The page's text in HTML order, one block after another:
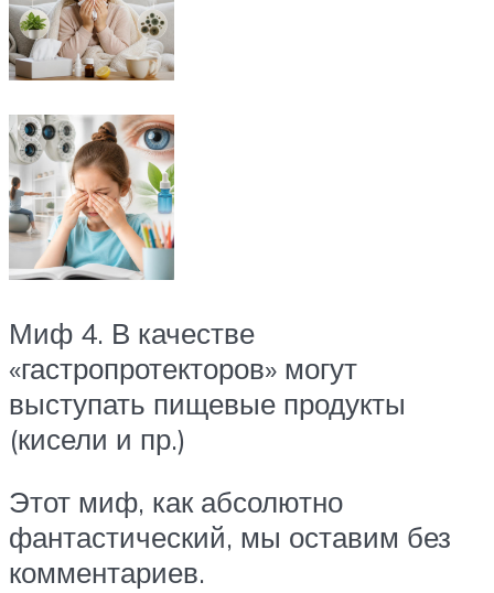
Миф 4. В качестве
«гастропротекторов» могут
выступать пищевые продукты
(кисели и пр.)
Этот миф, как абсолютно
фантастический, мы оставим без
комментариев.